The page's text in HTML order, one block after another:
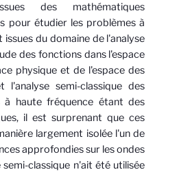
des mathématiques
pour étudier les problèmes à
du domaine de l'analyse
des fonctions dans l'espace
physique et de l'espace des
l'analyse semi-classique des
à haute fréquence étant des
il est surprenant que ces
largement isolée l'un de
approfondies sur les ondes
classique n'ait été utilisée